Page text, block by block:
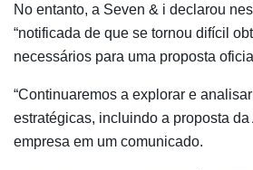
No entanto, a Seven & i declarou
“notificada de que se tornou difícil
necessários para uma proposta
“Continuaremos a explorar e
estratégicas, incluindo a proposta da
empresa em um comunicado.